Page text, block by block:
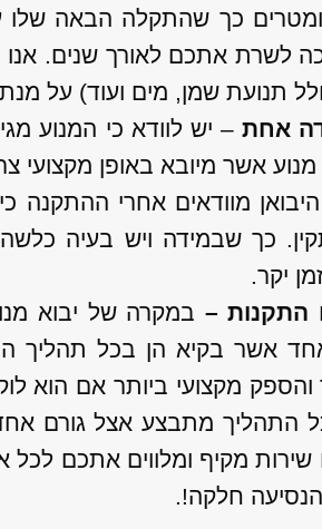
כך שהתקלה הבאה
לשרת אתכם לאורך שנים. אנו
תנועת שמן, מים ועוד) על
אחת– יש לוודא כי המנוע
אשר מיובא באופן מקצועי
היבואן מוודאים אחרי
כך שבמידה ויש בעיה
יקר.
– במקרה של יבוא
אשר בקיא הן בכל תהליך
והספק מקצועי ביותר אם הוא
מתבצע אצל גורם אחד,
שירות מקיף ומלווים אתכם
חלקה!.